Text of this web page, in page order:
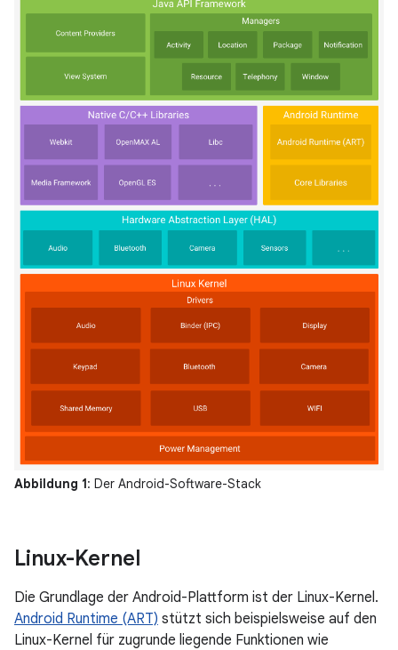
Abbildung 1: Der Android-Software-Stack
Linux-Kernel
Die Grundlage der Android-Plattform ist der Linux-Kernel.
Android Runtime (ART) stützt sich beispielsweise auf den
Linux-Kernel für zugrunde liegende Funktionen wie